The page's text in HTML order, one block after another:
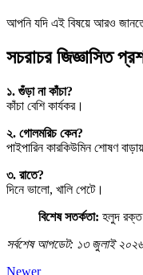
আপনি যদি এই বিষয়ে আরও
সচরাচর জিজ্ঞাসিত
১. গুঁড়া না কাঁচা?
কাঁচা বেশি কার্যকর।
২. গোলমরিচ কেন?
পাইপারিন কারকিউমিন শোষণ
৩. রাতে?
দিনে ভালো, খালি পেটে।
বিশেষ সতর্কতা: হলুদ রক্ত
সর্বশেষ আপডেট: ১৩ জুলাই
Newer